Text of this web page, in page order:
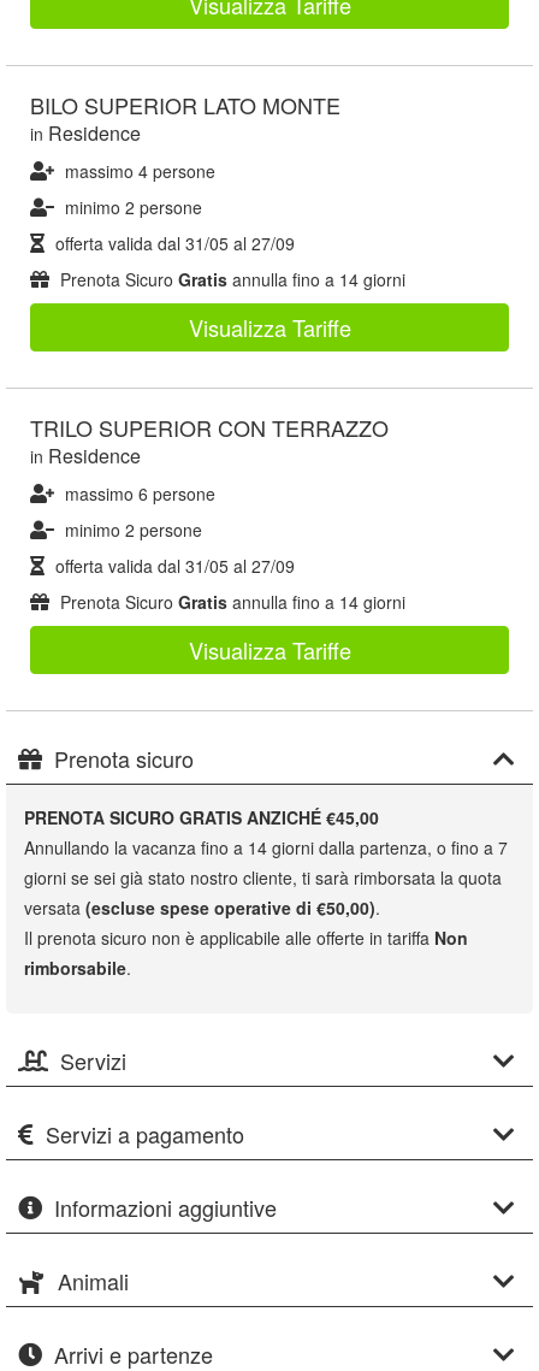
BILO SUPERIOR LATO MONTE
in Residence
massimo 4 persone
minimo 2 persone
offerta valida dal 31/05 al 27/09
Prenota Sicuro Gratis annulla fino a 14 giorni
Visualizza Tariffe
TRILO SUPERIOR CON TERRAZZO
in Residence
massimo 6 persone
minimo 2 persone
offerta valida dal 31/05 al 27/09
Prenota Sicuro Gratis annulla fino a 14 giorni
Visualizza Tariffe
Prenota sicuro
PRENOTA SICURO GRATIS ANZICHÉ €45,00
Annullando la vacanza fino a 14 giorni dalla partenza, o fino a 7
giorni se sei già stato nostro cliente, ti sarà rimborsata la quota
versata (escluse spese operative di €50,00).
Il prenota sicuro non è applicabile alle offerte in tariffa Non
rimborsabile.
Servizi
Servizi a pagamento
Informazioni aggiuntive
Animali
Arrivi e partenze